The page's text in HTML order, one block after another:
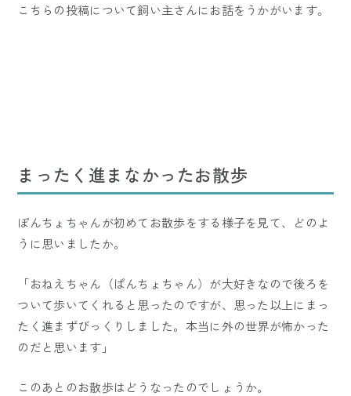
こちらの投稿について飼い主さんにお話をうかがいます。
まったく進まなかったお散歩
ぽんちょちゃんが初めてお散歩をする様子を見て、どのよ
うに思いましたか。
「おねえちゃん（ぱんちょちゃん）が大好きなので後ろを
ついて歩いてくれると思ったのですが、思った以上にまっ
たく進まずびっくりしました。本当に外の世界が怖かった
のだと思います」
このあとのお散歩はどうなったのでしょうか。